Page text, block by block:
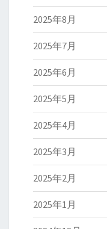
2025年8月
2025年7月
2025年6月
2025年5月
2025年4月
2025年3月
2025年2月
2025年1月